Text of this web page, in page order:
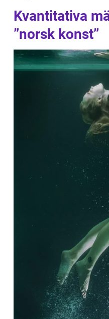
Kvantitativa
”norsk konst”